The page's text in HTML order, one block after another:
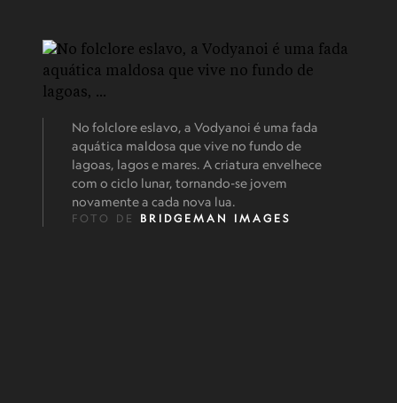
No folclore eslavo, a Vodyanoi é uma fada
aquática maldosa que vive no fundo de
lagoas, lagos e mares. A criatura envelhece
com o ciclo lunar, tornando-se jovem
novamente a cada nova lua.
FOTO DE BRIDGEMAN IMAGES